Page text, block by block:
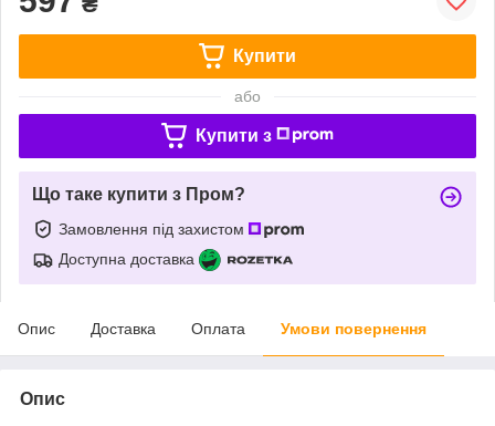
Купити
або
Купити з
Що таке купити з Пром?
Замовлення під захистом
Доступна доставка
Опис Доставка Оплата Умови повернення
Опис